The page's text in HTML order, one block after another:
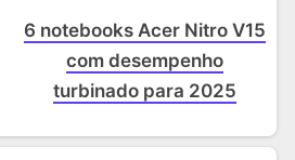
6 notebooks Acer Nitro V15
com desempenho
turbinado para 2025